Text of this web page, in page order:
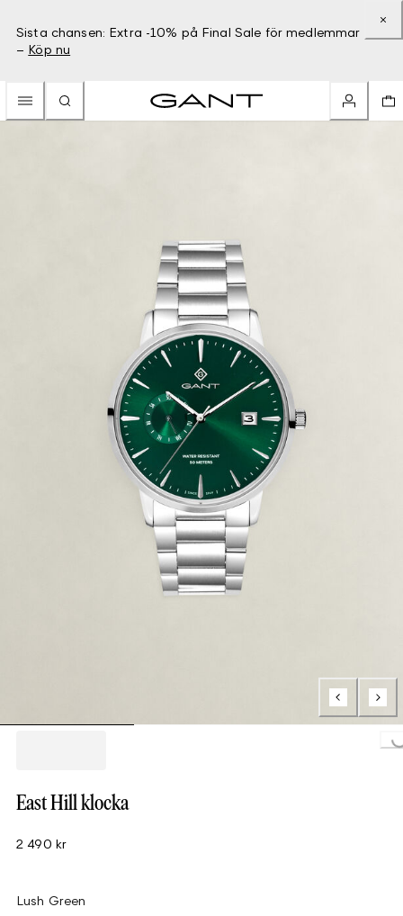
Sista chansen: Extra -10% på Final Sale för medlemmar
– Köp nu
East Hill klocka
2 490 kr
Lush Green